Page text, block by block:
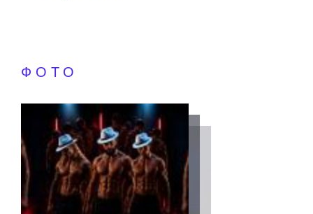
ФОТО